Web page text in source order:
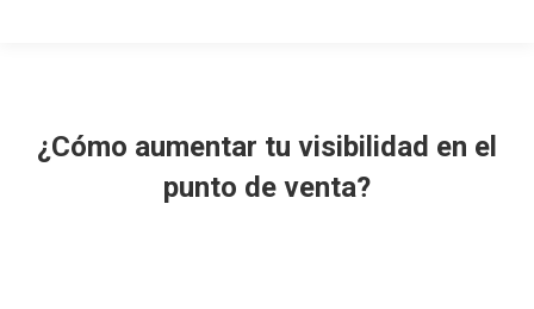
¿Cómo aumentar tu visibilidad en el
punto de venta?